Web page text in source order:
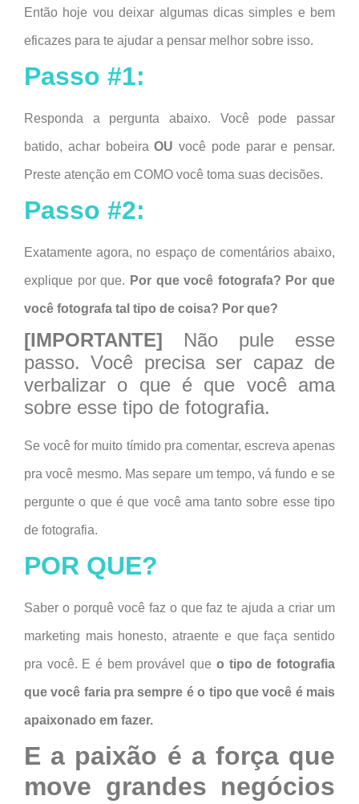
Então hoje vou deixar algumas dicas simples e bem
eficazes para te ajudar a pensar melhor sobre isso.
Passo #1:
Responda a pergunta abaixo. Você pode passar
batido, achar bobeiraOU você pode parar e pensar.
Preste atenção em COMO você toma suas decisões.
Passo #2:
Exatamente agora, no espaço de comentários abaixo,
explique por que. Por que você fotografa? Por que
você fotografa tal tipo de coisa? Por que?
[IMPORTANTE] Não pule esse
passo. Você precisa ser capaz de
verbalizar o que é que você ama
sobre esse tipo de fotografia.
Se você for muito tímido pra comentar, escreva apenas
pra você mesmo. Mas separe um tempo, vá fundo e se
pergunte o que é que você ama tanto sobre esse tipo
de fotografia.
POR QUE?
Saber o porquê você faz o que faz te ajuda a criar um
marketing mais honesto, atraente e que faça sentido
pra você. E é bem provável que o tipo de fotografia
que você faria pra sempre é o tipo que você é mais
apaixonado em fazer.
E a paixão é a força que
move grandes negócios